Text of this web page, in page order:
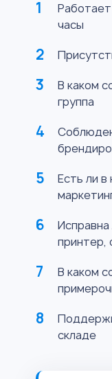
часы
В каком
группа
Есть ли
принтер,
В каком
складе